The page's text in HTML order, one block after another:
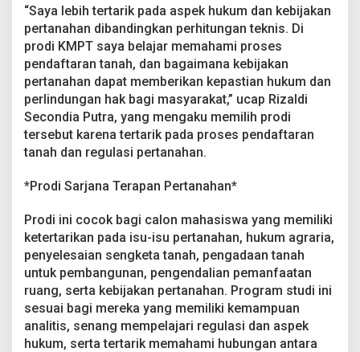
“Saya lebih tertarik pada aspek hukum dan kebijakan
pertanahan dibandingkan perhitungan teknis. Di
prodi KMPT saya belajar memahami proses
pendaftaran tanah, dan bagaimana kebijakan
pertanahan dapat memberikan kepastian hukum dan
perlindungan hak bagi masyarakat,” ucap Rizaldi
Secondia Putra, yang mengaku memilih prodi
tersebut karena tertarik pada proses pendaftaran
tanah dan regulasi pertanahan.
*Prodi Sarjana Terapan Pertanahan*
Prodi ini cocok bagi calon mahasiswa yang memiliki
ketertarikan pada isu-isu pertanahan, hukum agraria,
penyelesaian sengketa tanah, pengadaan tanah
untuk pembangunan, pengendalian pemanfaatan
ruang, serta kebijakan pertanahan. Program studi ini
sesuai bagi mereka yang memiliki kemampuan
analitis, senang mempelajari regulasi dan aspek
hukum, serta tertarik memahami hubungan antara